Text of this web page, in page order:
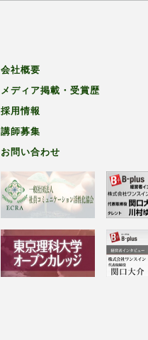
会社概要
メディア掲載・受賞歴
採用情報
講師募集
お問い合わせ